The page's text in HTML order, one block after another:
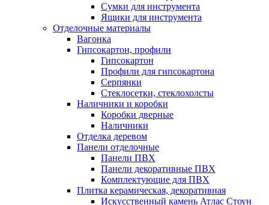
Сумки для инструмента
Ящики для инструмента
Отделочные материалы
Вагонка
Гипсокартон, профили
Гипсокартон
Профили для гипсокартона
Серпянки
Стеклосетки, стеклохолсты
Наличники и коробки
Коробки дверные
Наличники
Отделка деревом
Панели отделочные
Панели ПВХ
Панели декоративные ПВХ
Комплектующие для ПВХ
Плитка керамическая, декоративная
Искусственный камень Атлас Стоун